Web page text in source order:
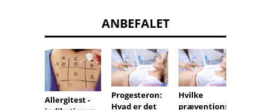
ANBEFALET
Allergitest -
Progesteron:
Hvad er det
Hvilke
præventions